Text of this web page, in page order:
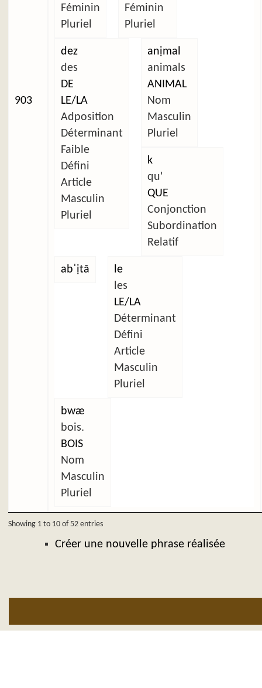
903
Féminin
Pluriel
Féminin
Pluriel
dez
des
DE
LE/LA
Adposition
Déterminant
Faible
Défini
Article
Masculin
Pluriel
anịmal
animals
ANIMAL
Nom
Masculin
Pluriel
k
qu'
QUE
Conjonction
Subordination
Relatif
abˈịtã
le
les
LE/LA
Déterminant
Défini
Article
Masculin
Pluriel
bwæ
bois.
BOIS
Nom
Masculin
Pluriel
Showing 1 to 10 of 52 entries
Créer une nouvelle phrase réalisée